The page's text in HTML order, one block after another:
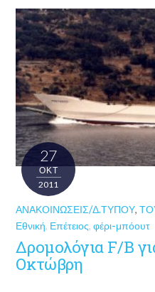
27
ΟΚΤ
2011
ΑΝΑΚΟΙΝΏΣΕΙΣ/Δ.ΤΎΠΟΥ,
Εθνική, Επέτειος,φέρι-μπόουτ
Δρομολόγια F/B
Οκτώβρη